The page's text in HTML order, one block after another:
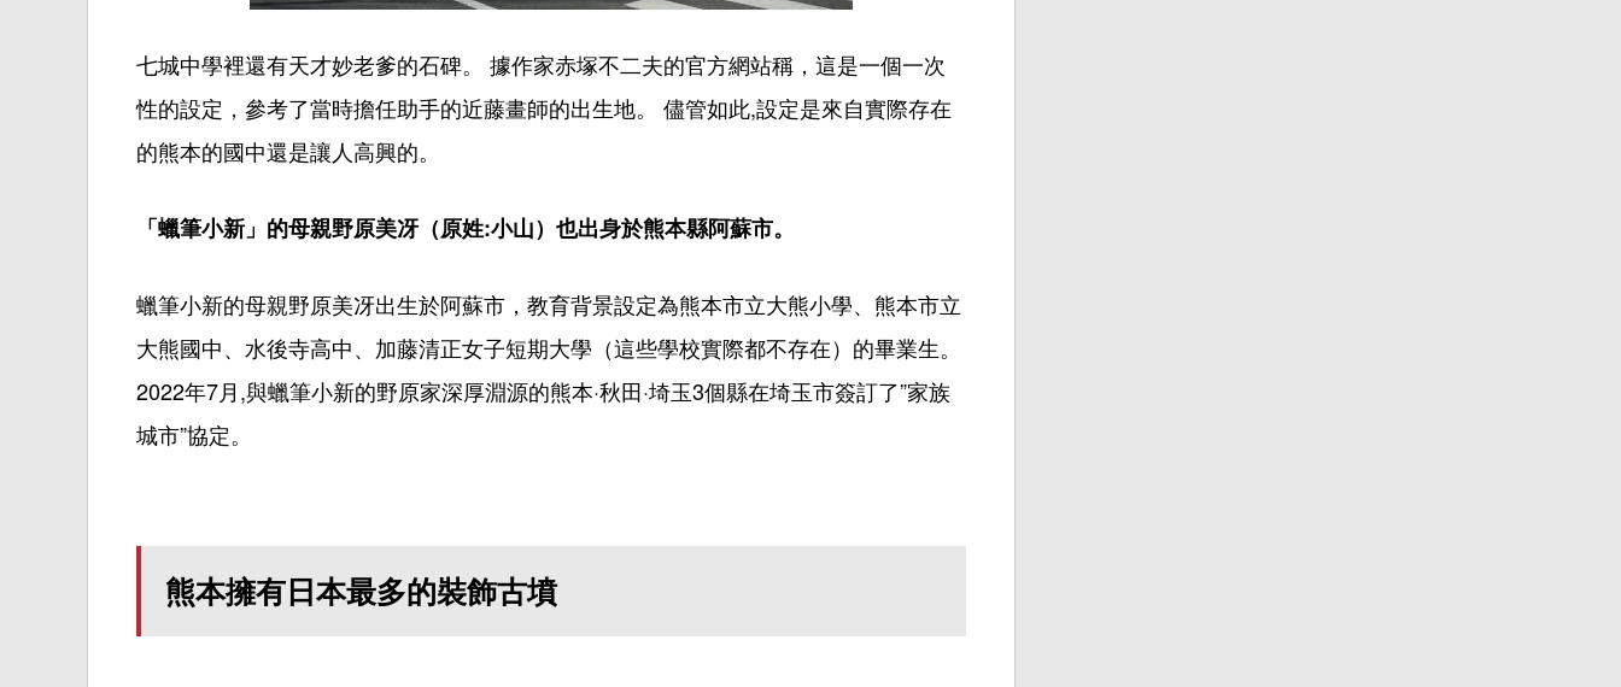
七城中學裡還有天才妙老爹的石碑。 據作家赤塚不二夫的官方網站稱，這是一個一次
性的設定，參考了當時擔任助手的近藤畫師的出生地。 儘管如此,設定是來自實際存在
的熊本的國中還是讓人高興的。
「蠟筆小新」的母親野原美冴（原姓:小山）也出身於熊本縣阿蘇市。
蠟筆小新的母親野原美冴出生於阿蘇市，教育背景設定為熊本市立大熊小學、熊本市立
大熊國中、水後寺高中、加藤清正女子短期大學（這些學校實際都不存在）的畢業生。
2022年7月,與蠟筆小新的野原家深厚淵源的熊本·秋田·埼玉3個縣在埼玉市簽訂了”家族
城市”協定。
熊本擁有日本最多的裝飾古墳